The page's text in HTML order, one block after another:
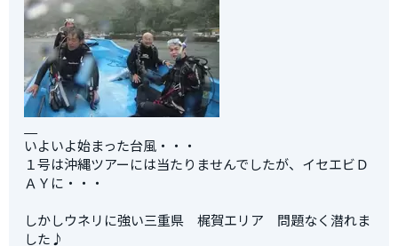
いよいよ始まった台風・・・
１号は沖縄ツアーには当たりませんでしたが、イセエビＤ
ＡＹに・・・
しかしウネリに強い三重県 梶賀エリア 問題なく潜れま
した♪